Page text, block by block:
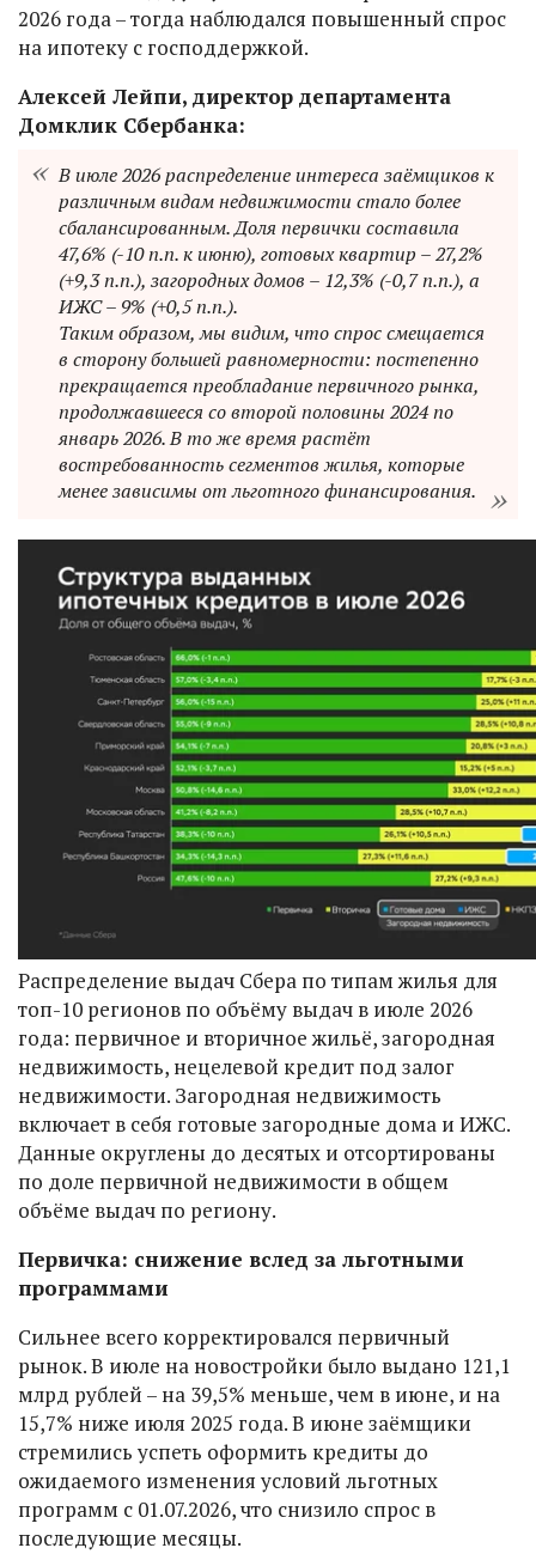
2026 года – тогда наблюдался повышенный спрос
на ипотеку с господдержкой.
Алексей Лейпи, директор департамента
Домклик Сбербанка:
В июле 2026 распределение интереса заёмщиков к
различным видам недвижимости стало более
сбалансированным. Доля первички составила
47,6% (-10 п.п. к июню), готовых квартир – 27,2%
(+9,3 п.п.), загородных домов – 12,3% (-0,7 п.п.), а
ИЖС – 9% (+0,5 п.п.).
Таким образом, мы видим, что спрос смещается
в сторону большей равномерности: постепенно
прекращается преобладание первичного рынка,
продолжавшееся со второй половины 2024 по
январь 2026. В то же время растёт
востребованность сегментов жилья, которые
менее зависимы от льготного финансирования.
Распределение выдач Сбера по типам жилья для
топ-10 регионов по объёму выдач в июле 2026
года: первичное и вторичное жильё, загородная
недвижимость, нецелевой кредит под залог
недвижимости. Загородная недвижимость
включает в себя готовые загородные дома и ИЖС.
Данные округлены до десятых и отсортированы
по доле первичной недвижимости в общем
объёме выдач по региону.
Первичка: снижение вслед за льготными
программами
Сильнее всего корректировался первичный
рынок. В июле на новостройки было выдано 121,1
млрд рублей – на 39,5% меньше, чем в июне, и на
15,7% ниже июля 2025 года. В июне заёмщики
стремились успеть оформить кредиты до
ожидаемого изменения условий льготных
программ с 01.07.2026, что снизило спрос в
последующие месяцы.